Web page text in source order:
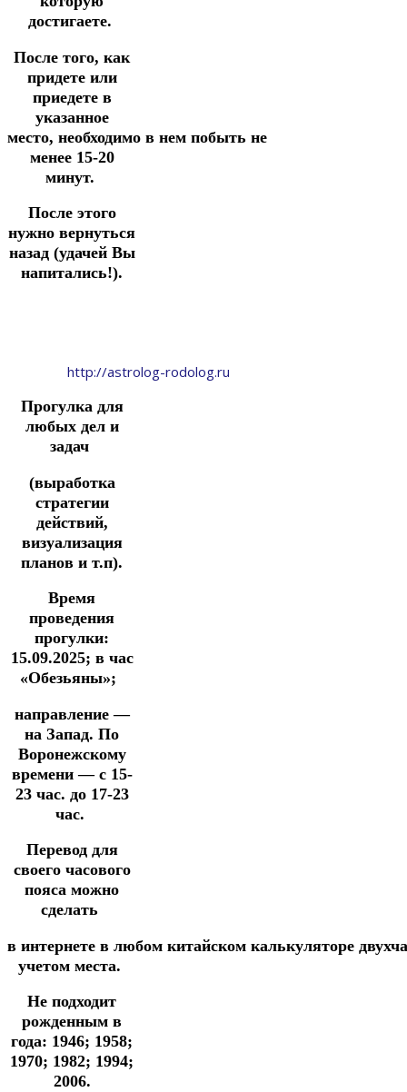
достигаете.
После того, как
придете или
приедете в
указанное
место, необходимо в нем побыть не
менее 15-20
минут.
После этого
нужно вернуться
назад (удачей Вы
напитались!).
http://astrolog-rodolog.ru
Прогулка для
любых дел и
задач
(выработка
стратегии
действий,
визуализация
планов и т.п).
Время
проведения
прогулки:
15.09.2025; в час
«Обезьяны»;
направление —
на Запад. По
Воронежскому
времени — с 15-
23 час. до 17-23
час.
Перевод для
своего часового
пояса можно
сделать
в интернете в любом китайском калькуляторе
учетом места.
Не подходит
рожденным в
года: 1946; 1958;
1970; 1982; 1994;
2006.